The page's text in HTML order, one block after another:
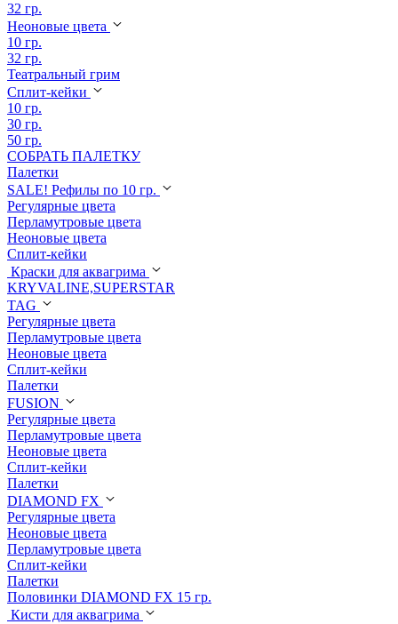
32 гр.
Неоновые цвета
10 гр.
32 гр.
Театральный грим
Сплит-кейки
10 гр.
30 гр.
50 гр.
СОБРАТЬ ПАЛЕТКУ
Палетки
SALE! Рефилы по 10 гр.
Регулярные цвета
Перламутровые цвета
Неоновые цвета
Сплит-кейки
Краски для аквагрима
KRYVALINE,SUPERSTAR
TAG
Регулярные цвета
Перламутровые цвета
Неоновые цвета
Сплит-кейки
Палетки
FUSION
Регулярные цвета
Перламутровые цвета
Неоновые цвета
Сплит-кейки
Палетки
DIAMOND FX
Регулярные цвета
Неоновые цвета
Перламутровые цвета
Сплит-кейки
Палетки
Половинки DIAMOND FX 15 гр.
Кисти для аквагрима